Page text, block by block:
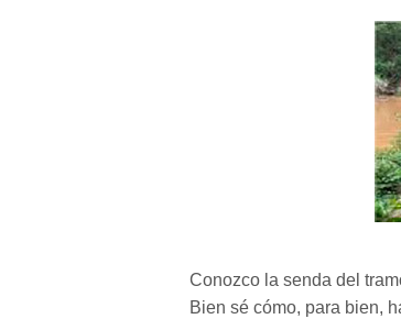
Conozco la senda del
Bien sé cómo, para bien,